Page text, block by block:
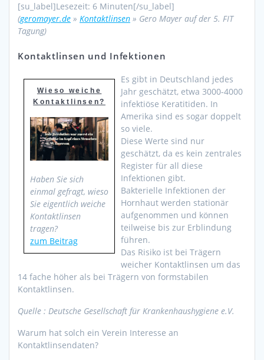
[su_label]Lesezeit: 6 Minuten[/su_label]
(geromayer.de » Kontaktlinsen » Gero Mayer auf der 5. FIT
Tagung)
Kontaktlinsen und Infektionen
Wieso weiche
Kontaktlinsen?
Haben Sie sich
einmal gefragt, wieso
Sie eigentlich weiche
Kontaktlinsen
tragen?
zum Beitrag
Es gibt in Deutschland jedes
Jahr geschätzt, etwa 3000-4000
infektiöse Keratitiden. In
Amerika sind es sogar doppelt
so viele.
Diese Werte sind nur
geschätzt, da es kein zentrales
Register für all diese
Infektionen gibt.
Bakterielle Infektionen der
Hornhaut werden stationär
aufgenommen und können
teilweise bis zur Erblindung
führen.
Das Risiko ist bei Trägern
weicher Kontaktlinsen um das
14 fache höher als bei Trägern von formstabilen
Kontaktlinsen.
Quelle : Deutsche Gesellschaft für Krankenhaushygiene e.V.
Warum hat solch ein Verein Interesse an
Kontaktlinsendaten?